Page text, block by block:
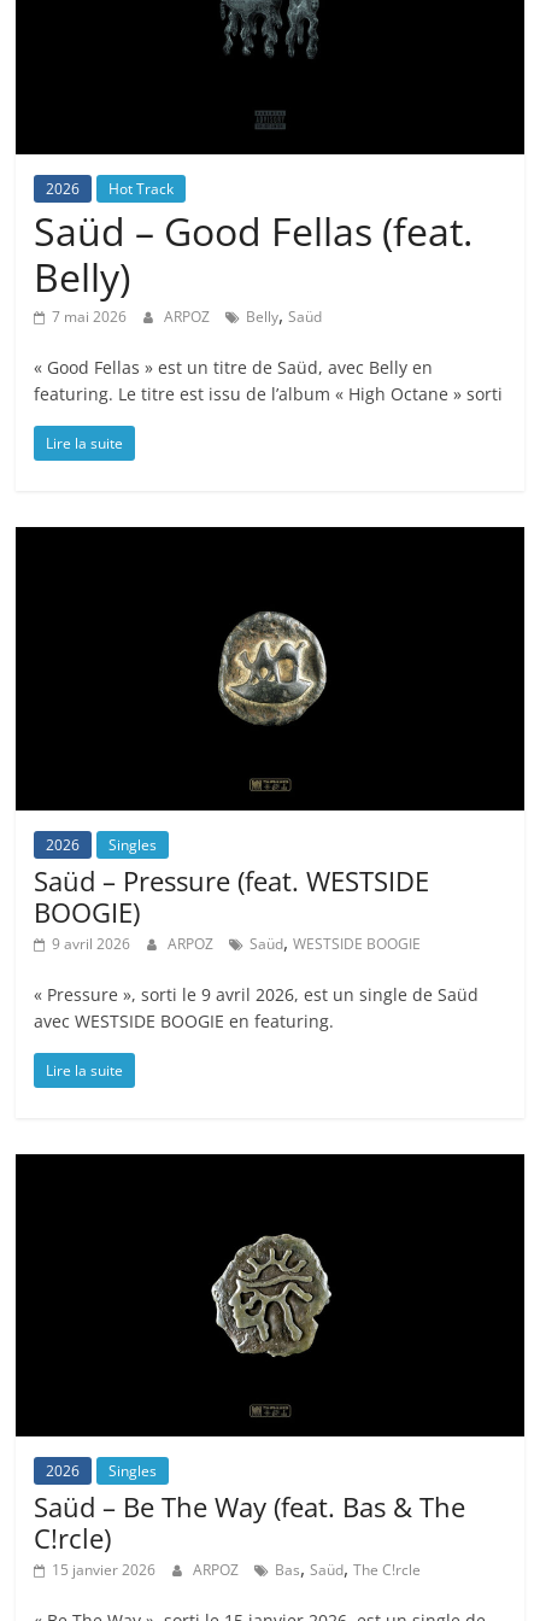
2026 Hot Track
Saüd – Good Fellas (feat.
Belly)
7 mai 2026 ARPOZ Belly,Saüd
« Good Fellas » est un titre de Saüd, avec Belly en
featuring. Le titre est issu de l’album « High Octane » sorti
Lire la suite
2026 Singles
Saüd – Pressure (feat. WESTSIDE
BOOGIE)
9 avril 2026 ARPOZ Saüd,WESTSIDE BOOGIE
« Pressure », sorti le 9 avril 2026, est un single de Saüd
avec WESTSIDE BOOGIE en featuring.
Lire la suite
2026 Singles
Saüd – Be The Way (feat. Bas & The
C!rcle)
15 janvier 2026 ARPOZ Bas,Saüd,The C!rcle